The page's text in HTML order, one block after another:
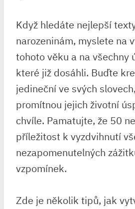
Když hledáte nejlepší
narozeninám, myslete na
tohoto věku⁤ a na všechny
které již​ dosáhli.⁤ Buďte
jedineční ve svých
promítnou jejich životní
chvíle. Pamatujte,‌ že 50⁢
příležitost ​k vyzdvihnutí‍
nezapomenutelných
vzpomínek.
Zde je několik tipů,​ jak